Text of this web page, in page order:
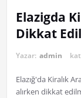
Elazigda
Dikkat
Yazar: admin
Elazığ'da Kiralık
alırken dikkat